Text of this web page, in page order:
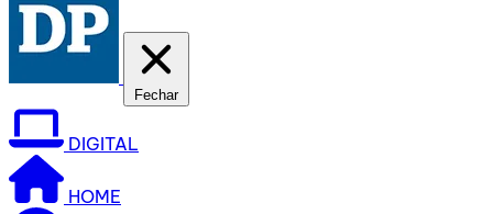
Fechar
DIGITAL
HOME